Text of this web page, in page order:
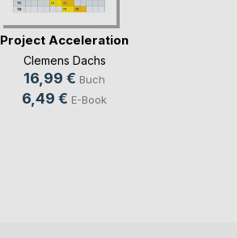
Project Acceleration
Clemens Dachs
16,99 € Buch
6,49 € E-Book